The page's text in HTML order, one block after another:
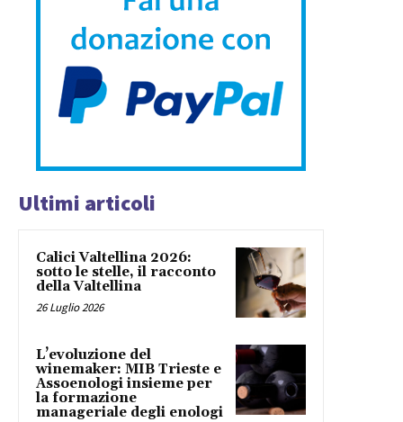
Ultimi articoli
Calici Valtellina 2026:
sotto le stelle, il racconto
della Valtellina
26 Luglio 2026
L’evoluzione del
winemaker: MIB Trieste e
Assoenologi insieme per
la formazione
manageriale degli enologi